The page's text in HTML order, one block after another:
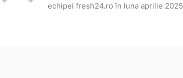
echipei fresh24.ro în luna aprilie 2025